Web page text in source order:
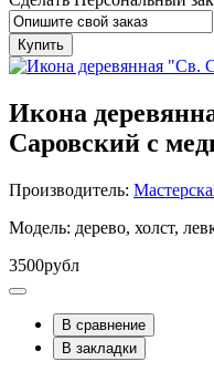
Купить
Икона
Саровский с
Производитель:
Модель: дерево, холст,
3500рубл
В сравнение
В закладки